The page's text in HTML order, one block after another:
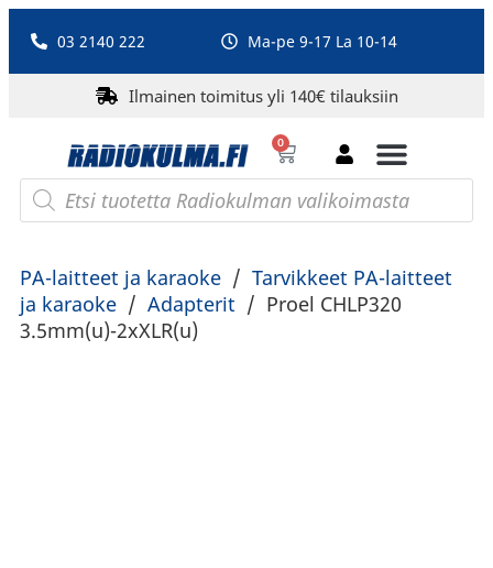
03 2140 222 Ma-pe 9-17 La 10-14
Ilmainen toimitus yli 140€ tilauksiin
0
PA-laitteet ja karaoke / Tarvikkeet PA-laitteet
ja karaoke / Adapterit / Proel CHLP320
3.5mm(u)-2xXLR(u)